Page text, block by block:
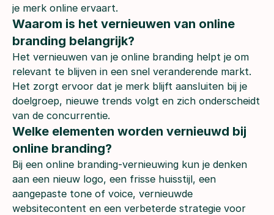
je merk online ervaart.
Waarom is het vernieuwen van online
branding belangrijk?
Het vernieuwen van je online branding helpt je om
relevant te blijven in een snel veranderende markt.
Het zorgt ervoor dat je merk blijft aansluiten bij je
doelgroep, nieuwe trends volgt en zich onderscheidt
van de concurrentie.
Welke elementen worden vernieuwd bij
online branding?
Bij een online branding-vernieuwing kun je denken
aan een nieuw logo, een frisse huisstijl, een
aangepaste tone of voice, vernieuwde
websitecontent en een verbeterde strategie voor